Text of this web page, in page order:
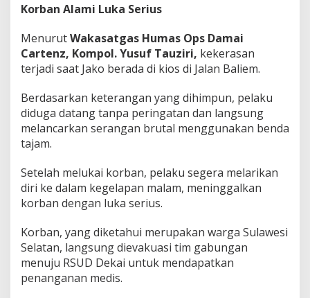
Korban Alami Luka Serius
MenurutWakasatgas Humas Ops Damai
Cartenz, Kompol. Yusuf Tauziri, kekerasan
terjadi saat Jako berada di kios di Jalan Baliem.
Berdasarkan keterangan yang dihimpun, pelaku
diduga datang tanpa peringatan dan langsung
melancarkan serangan brutal menggunakan benda
tajam.
Setelah melukai korban, pelaku segera melarikan
diri ke dalam kegelapan malam, meninggalkan
korban dengan luka serius.
Korban, yang diketahui merupakan warga Sulawesi
Selatan, langsung dievakuasi tim gabungan
menuju RSUD Dekai untuk mendapatkan
penanganan medis.